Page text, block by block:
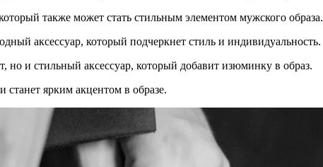
также может стать стильным элементом мужского образа.
аксессуар, который подчеркнет стиль и индивидуальность.
и стильный аксессуар, который добавит изюминку в образ.
ярким акцентом в образе.